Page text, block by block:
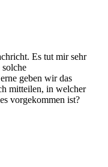
Es tut mir sehr
geben wir das
mitteilen, in welcher
vorgekommen ist?